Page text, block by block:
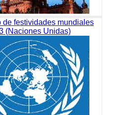
de festividades mundiales
(Naciones Unidas)